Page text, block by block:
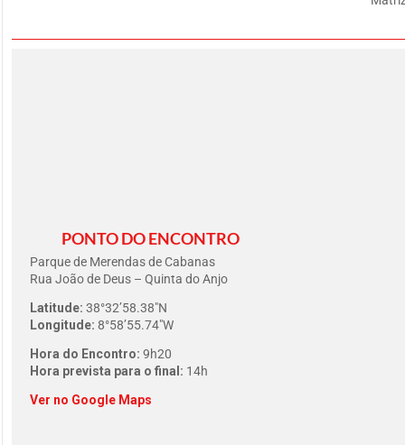
PONTO DO ENCONTRO
Parque de Merendas de Cabanas
Rua João de Deus – Quinta do Anjo
Latitude: 38°32’58.38″N
Longitude: 8°58’55.74″W
Hora do Encontro: 9h20
Hora prevista para o final: 14h
Ver no Google Maps